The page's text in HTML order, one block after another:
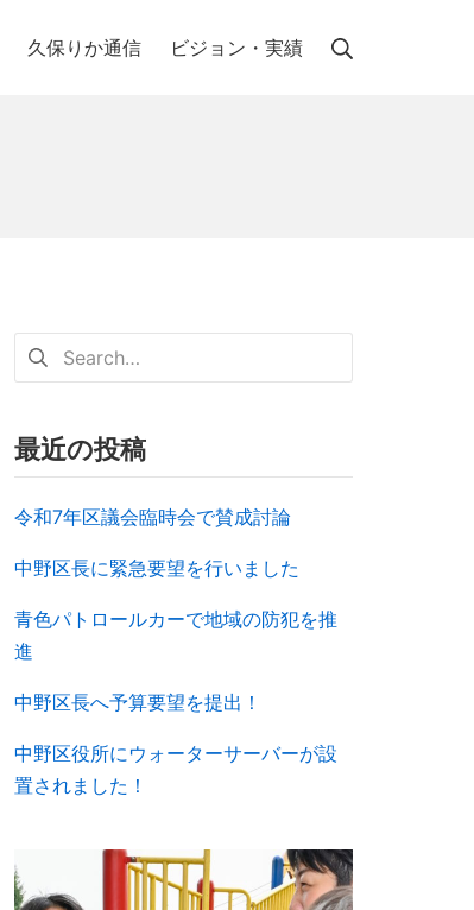
久保りか通信 ビジョン・実績
最近の投稿
令和7年区議会臨時会で賛成討論
中野区長に緊急要望を行いました
青色パトロールカーで地域の防犯を推
進
中野区長へ予算要望を提出！
中野区役所にウォーターサーバーが設
置されました！